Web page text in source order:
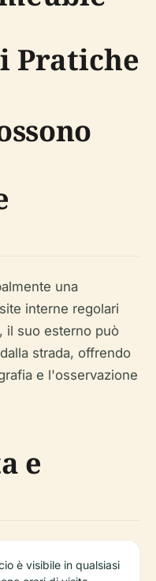
Pratiche
una
interne regolari
il suo esterno può
strada, offrendo
e l'osservazione
e
è visibile in qualsiasi